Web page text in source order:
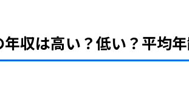
収は高い？低い？平均